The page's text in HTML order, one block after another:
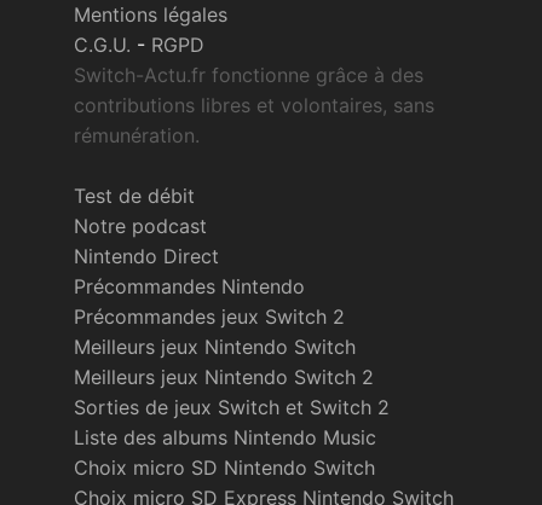
Mentions légales
C.G.U. - RGPD
Switch-Actu.fr fonctionne grâce à des
contributions libres et volontaires, sans
rémunération.
Test de débit
Notre podcast
Nintendo Direct
Précommandes Nintendo
Précommandes jeux Switch 2
Meilleurs jeux Nintendo Switch
Meilleurs jeux Nintendo Switch 2
Sorties de jeux Switch et Switch 2
Liste des albums Nintendo Music
Choix micro SD Nintendo Switch
Choix micro SD Express Nintendo Switch